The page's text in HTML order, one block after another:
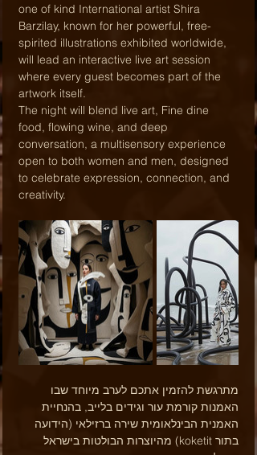
one of kind International artist Shira
Barzilay, known for her powerful, free-
spirited illustrations exhibited worldwide,
will lead an interactive live art session
where every guest becomes part of the
artwork itself.
The night will blend live art, Fine dine
food, flowing wine, and deep
conversation, a multisensory experience
open to both women and men, designed
to celebrate expression, connection, and
creativity.
מתרגשת להזמין אתכם לערב מיוחד שבו
האמנות קורמת עור וגידים בלייב, בהנחיית
האמנית הבינלאומית שירה ברזילאי (הידועה
בתור koketit) מהיוצרות הבולטות בישראל